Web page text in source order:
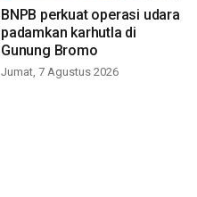
BNPB perkuat operasi udara
padamkan karhutla di
Gunung Bromo
Jumat, 7 Agustus 2026